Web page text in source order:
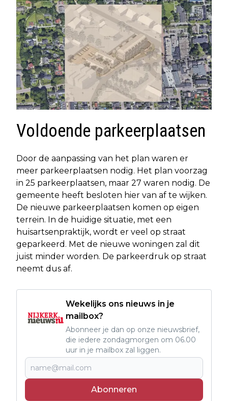
Voldoende parkeerplaatsen
Door de aanpassing van het plan waren er
meer parkeerplaatsen nodig. Het plan voorzag
in 25 parkeerplaatsen, maar 27 waren nodig. De
gemeente heeft besloten hier van af te wijken.
De nieuwe parkeerplaatsen komen op eigen
terrein. In de huidige situatie, met een
huisartsenpraktijk, wordt er veel op straat
geparkeerd. Met de nieuwe woningen zal dit
juist minder worden. De parkeerdruk op straat
neemt dus af.
Wekelijks ons nieuws in je
mailbox?
Abonneer je dan op onze nieuwsbrief,
die iedere zondagmorgen om 06.00
uur in je mailbox zal liggen.
Abonneren